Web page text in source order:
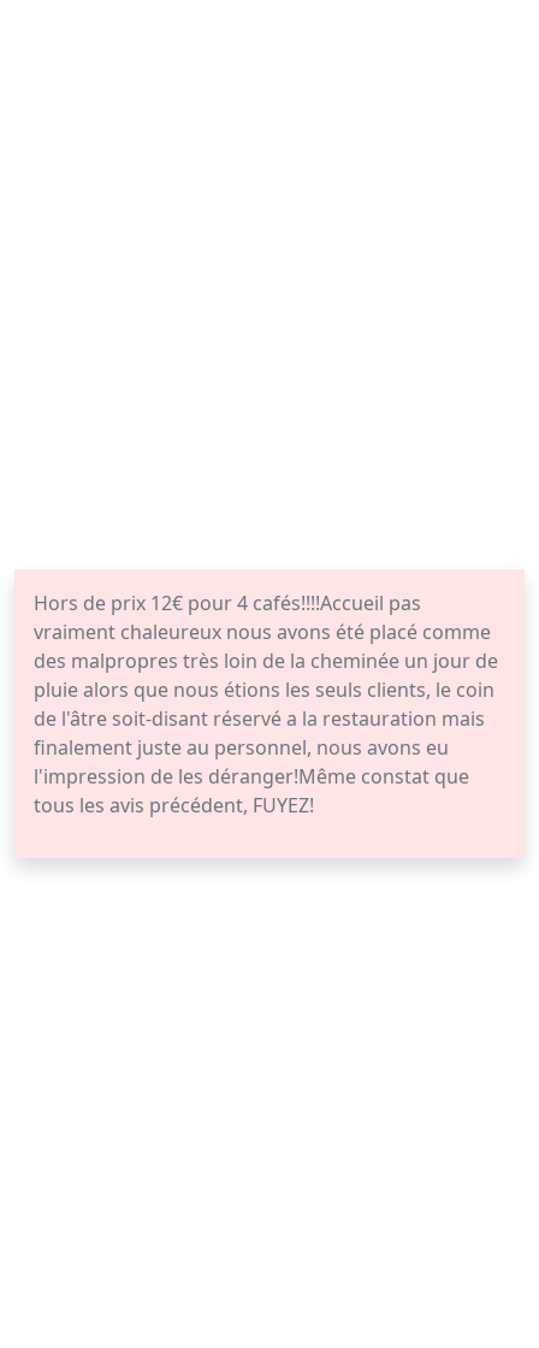
Hors de prix 12€ pour 4 cafés!!!!Accueil pas
vraiment chaleureux nous avons été placé comme
des malpropres très loin de la cheminée un jour de
pluie alors que nous étions les seuls clients, le coin
de l'âtre soit-disant réservé a la restauration mais
finalement juste au personnel, nous avons eu
l'impression de les déranger!Même constat que
tous les avis précédent, FUYEZ!